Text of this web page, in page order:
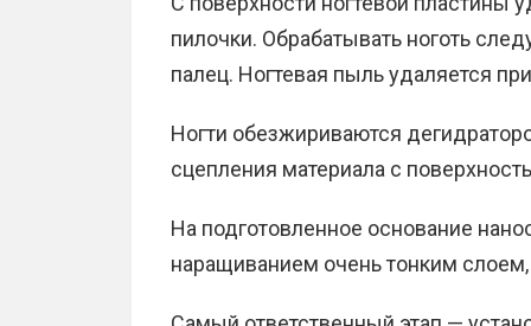
пилочки. Обрабатывать ноготь
палец. Ногтевая пыль удаляется
Ногти обезжириваются
сцепления материала с
На подготовленное основание
наращиванием очень тонким